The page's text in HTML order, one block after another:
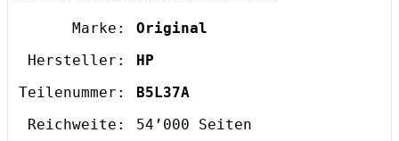
Marke:
Original
Hersteller:
HP
Teilenummer:
B5L37A
Reichweite:
54’000 Seiten